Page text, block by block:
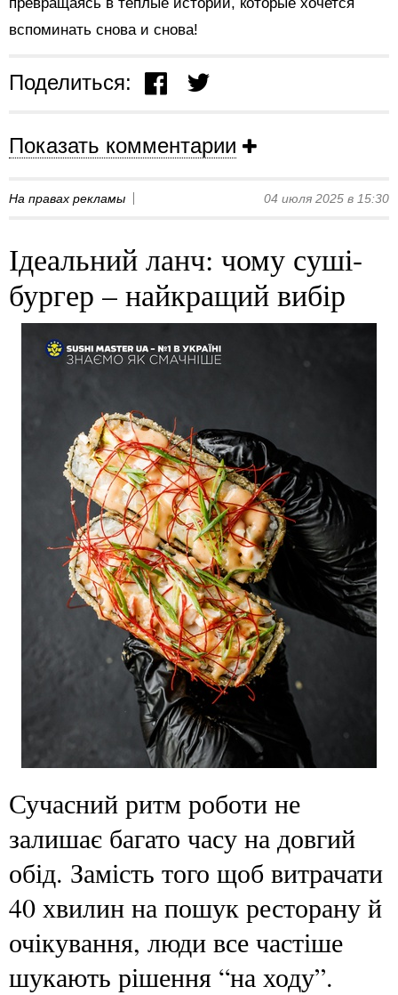
вспоминать снова и снова!
Поделиться:
Показать комментарии
На правах рекламы 04 июля 2025 в 15:30
Ідеальний ланч: чому суші-
бургер – найкращий вибір
Сучасний ритм роботи не
залишає багато часу на довгий
обід. Замість того щоб витрачати
40 хвилин на пошук ресторану й
очікування, люди все частіше
шукають рішення “на ходу”.